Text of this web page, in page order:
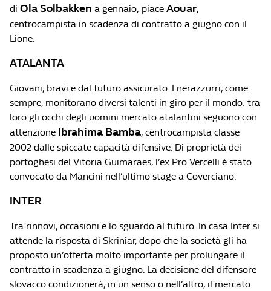
di Ola Solbakken a gennaio; piace Aouar,
centrocampista in scadenza di contratto a giugno con il
Lione.
ATALANTA
Giovani, bravi e dal futuro assicurato. I nerazzurri, come
sempre, monitorano diversi talenti in giro per il mondo: tra
loro gli occhi degli uomini mercato atalantini seguono con
attenzione Ibrahima Bamba, centrocampista classe
2002 dalle spiccate capacità difensive. Di proprietà dei
portoghesi del Vitoria Guimaraes, l’ex Pro Vercelli è stato
convocato da Mancini nell’ultimo stage a Coverciano.
INTER
Tra rinnovi, occasioni e lo sguardo al futuro. In casa Inter si
attende la risposta di Skriniar, dopo che la società gli ha
proposto un’offerta molto importante per prolungare il
contratto in scadenza a giugno. La decisione del difensore
slovacco condizionerà, in un senso o nell’altro, il mercato